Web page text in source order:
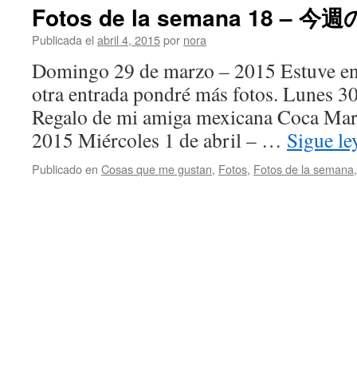
Fotos de la semana 18 – 今週
Publicada el abril 4, 2015por nora
Domingo 29 de marzo – 2015 Estuve
otra entrada pondré más fotos. Lunes
Regalo de mi amiga mexicana Coca
2015 Miércoles 1 de abril – … Sigue
Publicado en Cosas que me gustan, Fotos, Fotos de la semana